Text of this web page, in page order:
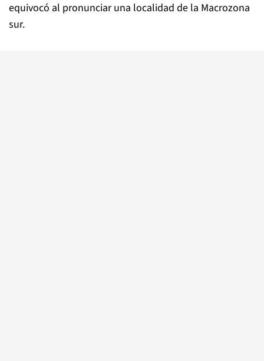
equivocó al pronunciar una localidad de la Macrozona
sur.